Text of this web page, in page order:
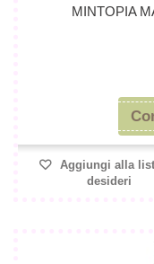
MINTOPIA
Aggiungi alla
desideri